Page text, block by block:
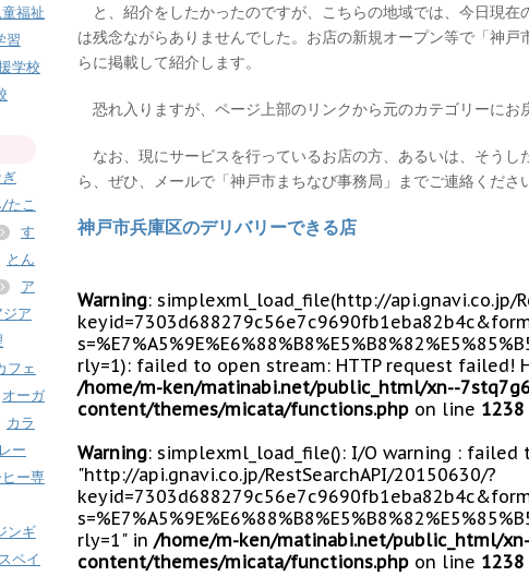
と、紹介をしたかったのですが、こちらの地域では、今日現在
は残念ながらありませんでした。お店の新規オープン等で「神
らに掲載して紹介します。
恐れ入りますが、ページ上部のリンクから元のカテゴリーにお
なお、現にサービスを行っているお店の方、あるいは、そうし
ら、ぜひ、メールで「神戸市まちなび事務局」までご連絡くださ
神戸市兵庫区のデリバリーできる店
Warning: simplexml_load_file(http://api.gnavi.co.jp/
rly=1): failed to open stream: HTTP request failed!
/home/m-ken/matinabi.net/public_html/xn--
content/themes/micata/functions.php on line 1238
Warning: simplexml_load_file(): I/O warning :
"http://api.gnavi.co.jp/RestSearchAPI/20150630/?
rly=1" in /home/m-ken/matinabi.net/public_html/
content/themes/micata/functions.php on line 1238
童福祉
習
学校
たこ
す
とん
ア
ジア
フェ
オーガ
カラ
ー
ヒー専
ンギ
スペイ